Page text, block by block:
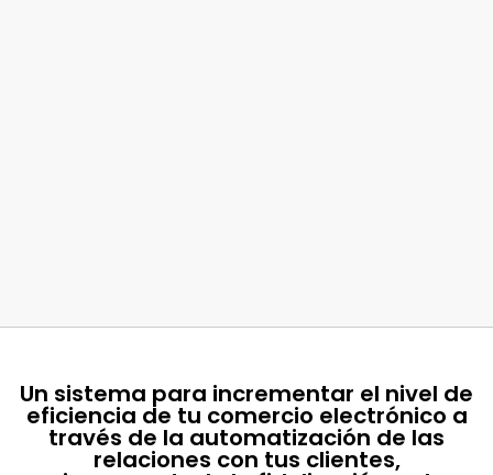
Un sistema para incrementar el nivel de
eficiencia de tu comercio electrónico a
través de la automatización de las
relaciones con tus clientes,